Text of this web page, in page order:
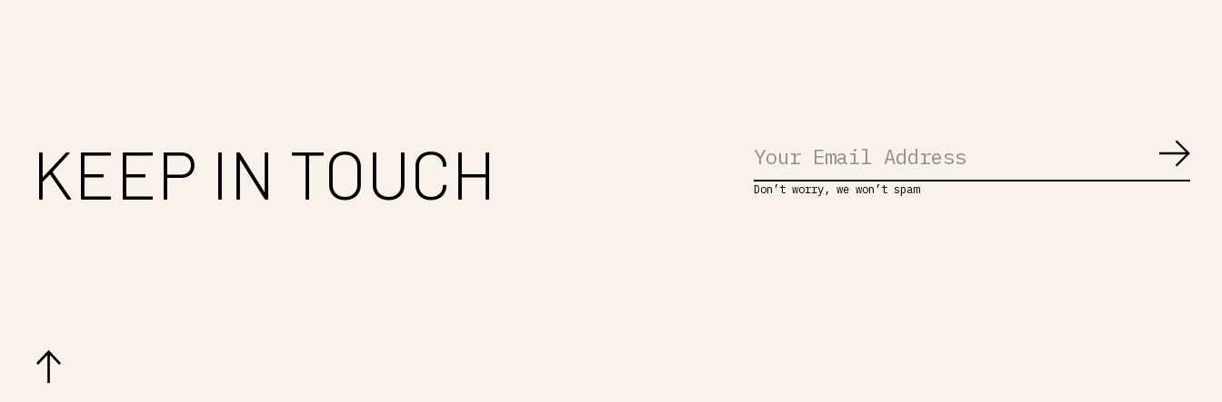
KEEP IN TOUCH Don’t worry, we won’t spam